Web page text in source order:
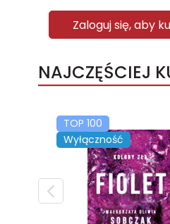
Zaloguj się, aby
NAJCZĘŚCIEJ
TOP 100
Wyłączność